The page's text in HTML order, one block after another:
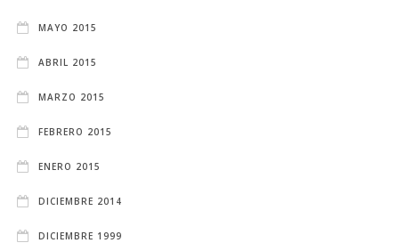
MAYO 2015
ABRIL 2015
MARZO 2015
FEBRERO 2015
ENERO 2015
DICIEMBRE 2014
DICIEMBRE 1999